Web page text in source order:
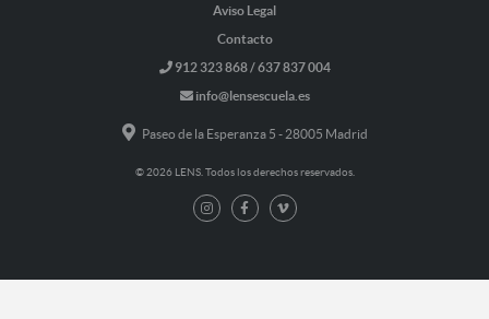
Aviso Legal
Contacto
912 323 868 / 637 837 004
info@lensescuela.es
Paseo de la Esperanza 5 - 28005 Madrid
© 2026 LENS. Todos los derechos reservados.